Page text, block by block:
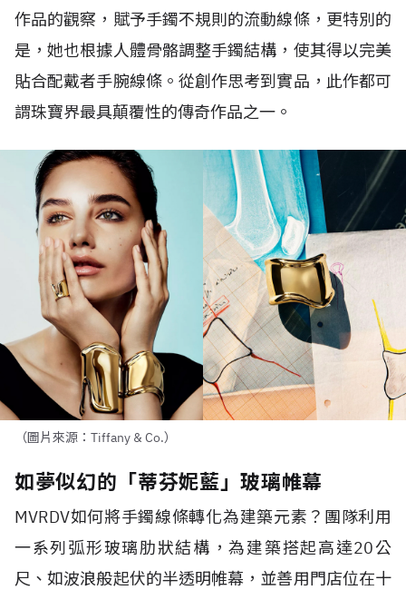
作品的觀察，賦予手鐲不規則的流動線條，更特別的
是，她也根據人體骨骼調整手鐲結構，使其得以完美
貼合配戴者手腕線條。從創作思考到實品，此作都可
謂珠寶界最具顛覆性的傳奇作品之一。
（圖片來源：Tiffany & Co.）
如夢似幻的「蒂芬妮藍」玻璃帷幕
MVRDV如何將手鐲線條轉化為建築元素？團隊利用
一系列弧形玻璃肋狀結構，為建築搭起高達20公
尺、如波浪般起伏的半透明帷幕，並善用門店位在十